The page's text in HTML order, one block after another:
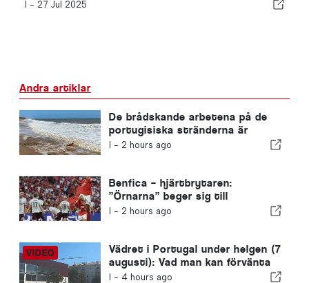
I - 27 Jul 2025
Andra artiklar
De brådskande arbetena på de
portugisiska stränderna är
avslutade
I - 2 hours ago
Benfica – hjärtbrytaren:
”Örnarna” beger sig till
Edinburgh med ena foten redan i
I - 2 hours ago
Vädret i Portugal under helgen (7
augusti): Vad man kan förvänta
sig runt om i Portugal den här
I - 4 hours ago